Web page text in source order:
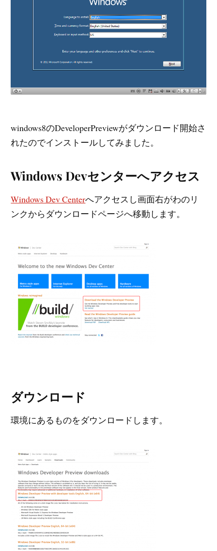
windows8のDeveloperPreviewがダウンロード開始さ
れたのでインストールしてみました。
Windows Devセンターへアクセス
Windows Dev Centerへアクセスし画面右がわのリ
ンクからダウンロードページへ移動します。
ダウンロード
環境にあるものをダウンロードします。